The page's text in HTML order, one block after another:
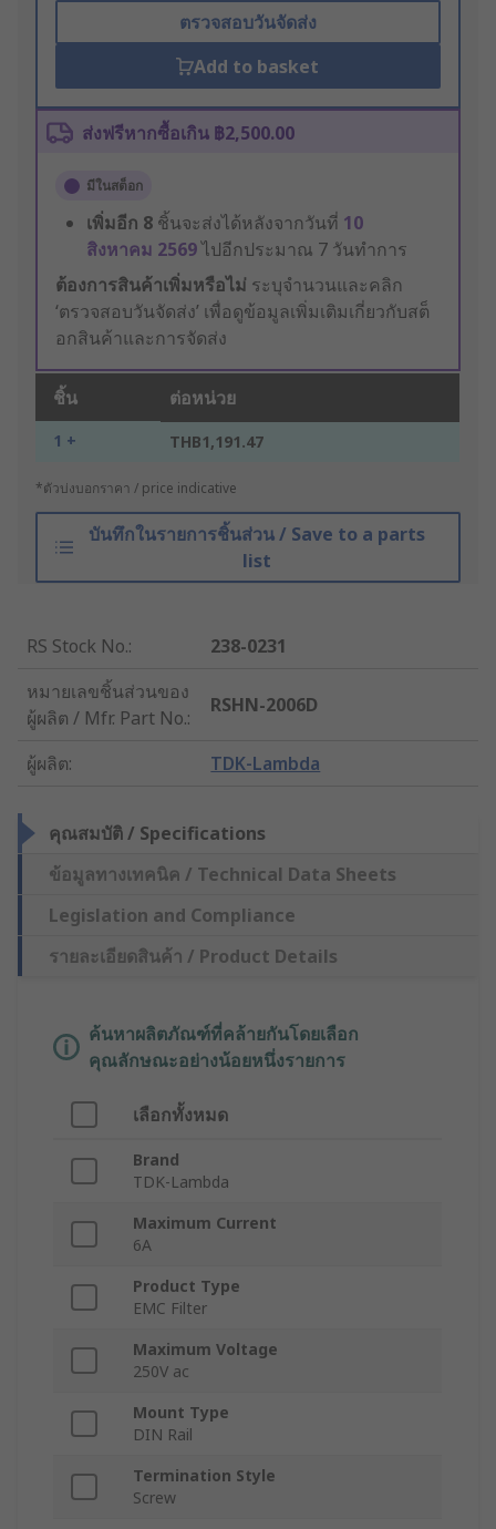
ตรวจสอบวันจัดส่ง
Add to basket
ส่งฟรีหากซื้อเกิน ฿2,500.00
มีในสต็อก
เพิ่มอีก 8 ชิ้นจะส่งได้หลังจากวันที่ 10
สิงหาคม 2569ไปอีกประมาณ 7 วันทำการ
ต้องการสินค้าเพิ่มหรือไม่ ระบุจำนวนและคลิก
‘ตรวจสอบวันจัดส่ง’ เพื่อดูข้อมูลเพิ่มเติมเกี่ยวกับสต็
อกสินค้าและการจัดส่ง
ชิ้น ต่อหน่วย
1 + THB1,191.47
*ตัวบ่งบอกราคา / price indicative
บันทึกในรายการชิ้นส่วน / Save to a parts
list
RS Stock No.:
238-0231
หมายเลขชิ้นส่วนของ
ผู้ผลิต / Mfr. Part No.:
RSHN-2006D
ผู้ผลิต: TDK-Lambda
คุณสมบัติ / Specifications
ข้อมูลทางเทคนิค / Technical Data Sheets
Legislation and Compliance
รายละเอียดสินค้า / Product Details
ค้นหาผลิตภัณฑ์ที่คล้ายกันโดยเลือก
คุณลักษณะอย่างน้อยหนึ่งรายการ
เลือกทั้งหมด
Brand
TDK-Lambda
Maximum Current
6A
Product Type
EMC Filter
Maximum Voltage
250V ac
Mount Type
DIN Rail
Termination Style
Screw